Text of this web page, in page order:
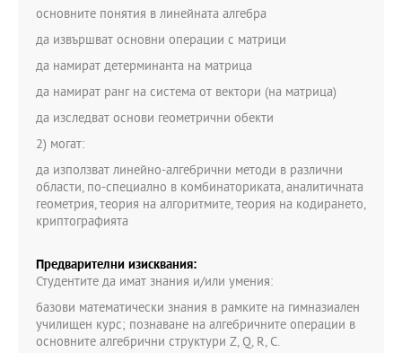
основните понятия в линейната алгебра
да извършват основни операции с матрици
да намират детерминанта на матрица
да намират ранг на система от вектори (на матрица)
да изследват основи геометрични обекти
2) могат:
да използват линейно-алгебрични методи в различни
области, по-специално в комбинаториката, аналитичната
геометрия, теория на алгоритмите, теория на кодирането,
криптографията
Предварителни изисквания:
Студентите да имат знания и/или умения:
базови математически знания в рамките на гимназиален
училищен курс; познаване на алгебричните операции в
основните алгебрични структури Z, Q, R, C.